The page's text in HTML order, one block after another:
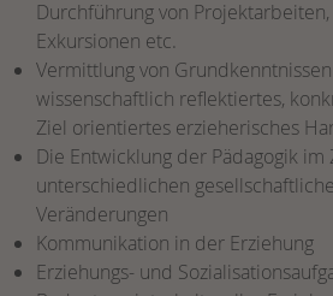
Durchführung von
Exkursionen etc.
Vermittlung von
wissenschaftlich reflektiertes,
Ziel orientiertes erzieherisches
Die Entwicklung der Pädagogik
unterschiedlichen
Veränderungen
Kommunikation in der Erziehung
Erziehungs- und